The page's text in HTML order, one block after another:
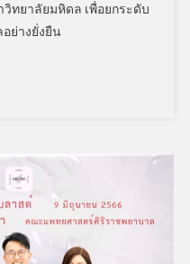
ทยาลัยมหิดล เพื่อยกระดับ
ย่างยั่งยืน